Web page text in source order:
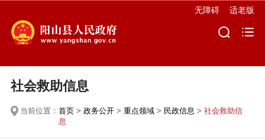
无障碍 适老版
社会救助信息
当前位置： 首页> 政务公开> 重点领域> 民政信息 > 社会救助信
息